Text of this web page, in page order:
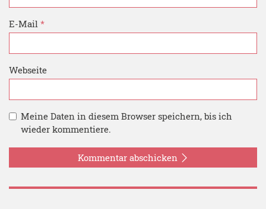
E-Mail *
Webseite
Meine Daten in diesem Browser speichern, bis ich
wieder kommentiere.
Kommentar abschicken